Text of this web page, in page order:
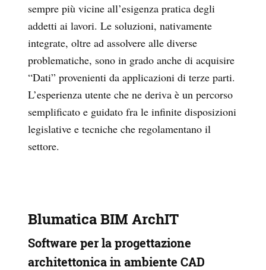
sempre più vicine all’esigenza pratica degli
addetti ai lavori. Le soluzioni, nativamente
integrate, oltre ad assolvere alle diverse
problematiche, sono in grado anche di acquisire
“Dati” provenienti da applicazioni di terze parti.
L’esperienza utente che ne deriva è un percorso
semplificato e guidato fra le infinite disposizioni
legislative e tecniche che regolamentano il
settore.
Blumatica BIM ArchIT
Software per la progettazione
architettonica in ambiente CAD